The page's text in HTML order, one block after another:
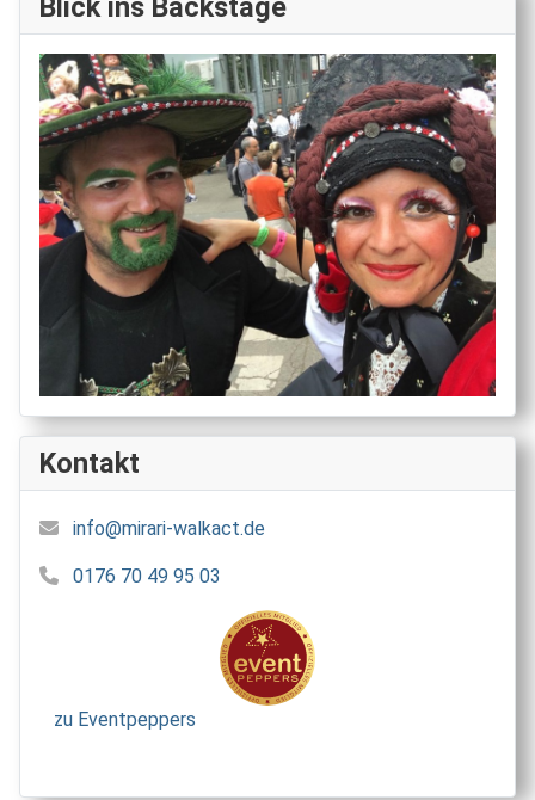
Blick ins Backstage
Kontakt
info@mirari-walkact.de
0176 70 49 95 03
zu Eventpeppers